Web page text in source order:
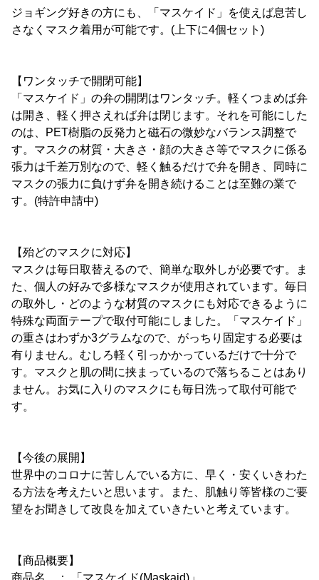
ジョギング好きの方にも、「マスケイド」を使えば息苦し
さなくマスク着用が可能です。(上下に4個セット)
【ワンタッチで開閉可能】
「マスケイド」の弁の開閉はワンタッチ。軽くつまめば弁
は開き、軽く押さえれば弁は閉じます。それを可能にした
のは、PET樹脂の反発力と磁石の微妙なバランス調整で
す。マスクの材質・大きさ・顔の大きさ等でマスクに係る
張力は千差万別なので、軽く触るだけで弁を開き、同時に
マスクの張力に負けず弁を開き続けることは至難の業で
す。(特許申請中)
【殆どのマスクに対応】
マスクは毎日取替えるので、簡単な取外しが必要です。ま
た、個人の好みで多様なマスクが使用されています。毎日
の取外し・どのような材質のマスクにも対応できるように
特殊な両面テープで取付可能にしました。「マスケイド」
の重さはわずか3グラムなので、がっちり固定する必要は
有りません。むしろ軽く引っかかっているだけで十分で
す。マスクと肌の間に挟まっているので落ちることはあり
ません。お気に入りのマスクにも毎日洗って取付可能で
す。
【今後の展開】
世界中のコロナに苦しんでいる方に、早く・安くいきわた
る方法を考えたいと思います。また、肌触り等皆様のご要
望をお聞きして改良を加えていきたいと考えています。
【商品概要】
商品名 ： 「マスケイド(Maskaid)」